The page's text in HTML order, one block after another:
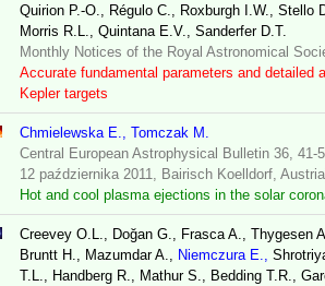
Quirion P.-O., Régulo C., Roxburgh I.W.,
Morris R.L., Quintana E.V., Sanderfer D.T.
Monthly Notices of the Royal Astronomical
Accurate fundamental parameters and detailed
Kepler targets
Chmielewska E., Tomczak M.
Central European Astrophysical Bulletin 36,
12 października 2011, Bairisch Koelldorf,
Hot and cool plasma ejections in the solar
Creevey O.L., Doğan G., Frasca A.,
Bruntt H., Mazumdar A., Niemczura E.,
T.L., Handberg R., Mathur S., Bedding T.R.,